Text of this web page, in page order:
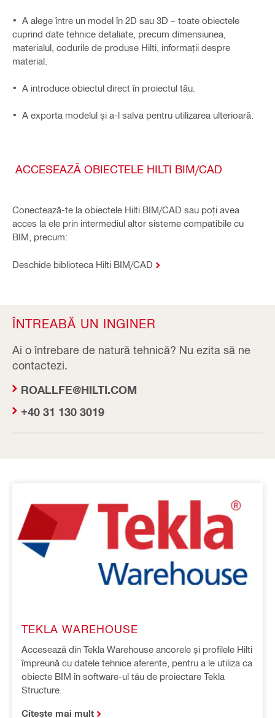
• A alege între un model în 2D sau 3D – toate obiectele
cuprind date tehnice detaliate, precum dimensiunea,
materialul, codurile de produse Hilti, informații despre
material.
• A introduce obiectul direct în proiectul tău.
• A exporta modelul și a-l salva pentru utilizarea ulterioară.
ACCESEAZĂ OBIECTELE HILTI BIM/CAD
Conectează-te la obiectele Hilti BIM/CAD sau poți avea
acces la ele prin intermediul altor sisteme compatibile cu
BIM, precum:
Deschide biblioteca Hilti BIM/CAD
ÎNTREABĂ UN INGINER
Ai o întrebare de natură tehnică? Nu ezita să ne
contactezi.
ROALLFE@HILTI.COM
+40 31 130 3019
TEKLA WAREHOUSE
Accesează din Tekla Warehouse ancorele și profilele Hilti
împreună cu datele tehnice aferente, pentru a le utiliza ca
obiecte BIM în software-ul tău de proiectare Tekla
Structure.
Citește mai mult